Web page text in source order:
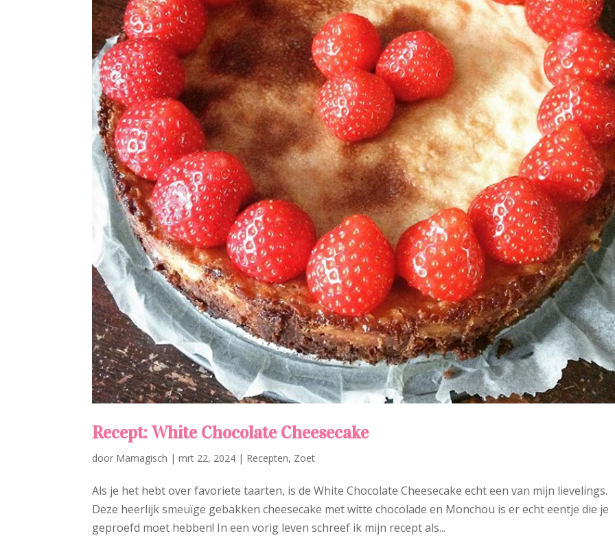
Recept: White Chocolate Cheesecake
door Mamagisch |mrt 22, 2024 | Recepten, Zoet
Als je het hebt over favoriete taarten, is de White Chocolate Cheesecake echt een van mijn lievelings.
Deze heerlijk smeuïge gebakken cheesecake met witte chocolade en Monchou is er echt eentje die je
geproefd moet hebben! In een vorig leven schreef ik mijn recept als...